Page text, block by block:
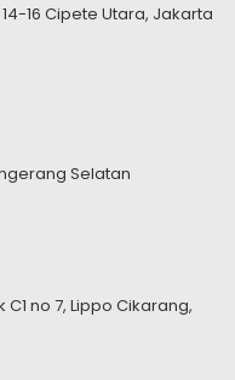
14-16 Cipete Utara, Jakarta
Selatan
C1 no 7, Lippo Cikarang,